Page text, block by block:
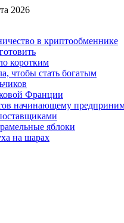
2026
в криптообменнике
коротким
чтобы стать богатым
Франции
начинающему
яблоки
на шарах